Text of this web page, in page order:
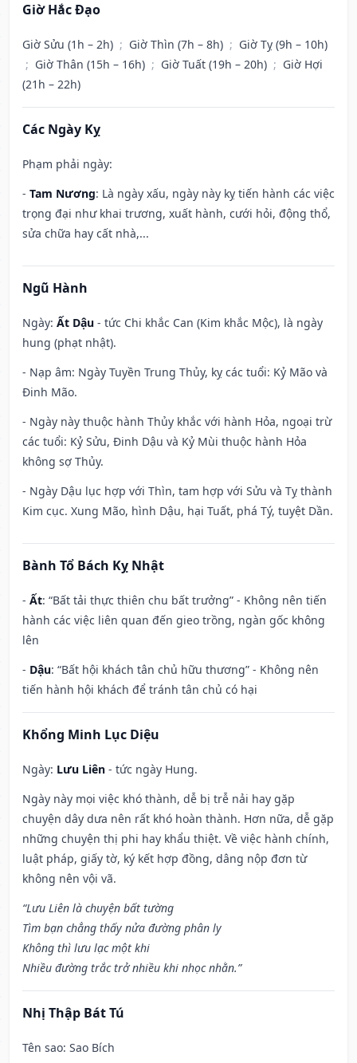
Giờ Hắc Đạo
Giờ Sửu (1h – 2h) ; Giờ Thìn (7h – 8h) ; Giờ Tỵ (9h – 10h)
; Giờ Thân (15h – 16h) ; Giờ Tuất (19h – 20h) ; Giờ Hợi
(21h – 22h)
Các Ngày Kỵ
Phạm phải ngày:
- Tam Nương: Là ngày xấu, ngày này kỵ tiến hành các việc
trọng đại như khai trương, xuất hành, cưới hỏi, động thổ,
sửa chữa hay cất nhà,...
Ngũ Hành
Ngày: Ất Dậu - tức Chi khắc Can (Kim khắc Mộc), là ngày
hung (phạt nhật).
- Nạp âm: Ngày Tuyền Trung Thủy, kỵ các tuổi: Kỷ Mão và
Đinh Mão.
- Ngày này thuộc hành Thủy khắc với hành Hỏa, ngoại trừ
các tuổi: Kỷ Sửu, Đinh Dậu và Kỷ Mùi thuộc hành Hỏa
không sợ Thủy.
- Ngày Dậu lục hợp với Thìn, tam hợp với Sửu và Tỵ thành
Kim cục. Xung Mão, hình Dậu, hại Tuất, phá Tý, tuyệt Dần.
Bành Tổ Bách Kỵ Nhật
- Ất: “Bất tải thực thiên chu bất trưởng” - Không nên tiến
hành các việc liên quan đến gieo trồng, ngàn gốc không
lên
- Dậu: “Bất hội khách tân chủ hữu thương” - Không nên
tiến hành hội khách để tránh tân chủ có hại
Khổng Minh Lục Diệu
Ngày: Lưu Liên - tức ngày Hung.
Ngày này mọi việc khó thành, dễ bị trễ nải hay gặp
chuyện dây dưa nên rất khó hoàn thành. Hơn nữa, dễ gặp
những chuyện thị phi hay khẩu thiệt. Về việc hành chính,
luật pháp, giấy tờ, ký kết hợp đồng, dâng nộp đơn từ
không nên vội vã.
“Lưu Liên là chuyện bất tường
Tìm bạn chẳng thấy nửa đường phân ly
Không thì lưu lạc một khi
Nhiều đường trắc trở nhiều khi nhọc nhằn.”
Nhị Thập Bát Tú
Tên sao: Sao Bích